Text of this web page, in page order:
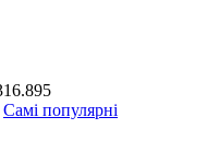
Самі популярні